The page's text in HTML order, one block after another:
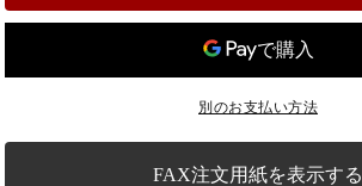
ボ
皮
音
ボ
皮
音
竹
別のお支払い方法
FAX注文用紙を表示する